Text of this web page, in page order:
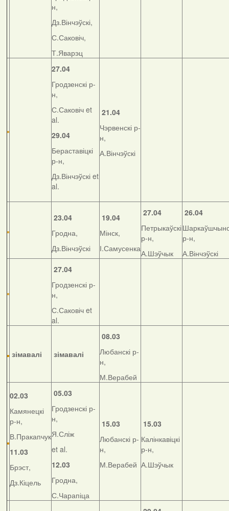
н,
Дз.Вінчэўскі,
С.Саковіч,
Т.Яварэц
27.04
Гродзенскі р-
н,
С.Саковіч et
al.
29.04
Бераставіцкі
р-н,
Дз.Вінчэўскі et
al.
21.04
Чэрвенскі р-
н,
А.Вінчэўскі
23.04
Гродна,
Дз.Вінчэўскі
19.04
Мінск,
І.Самусенка
27.04
Петрыкаўскі
р-н,
А.Шэўчык
26.04
р-н,
А.Вінчэўскі
27.04
Гродзенскі р-
н,
С.Саковіч et
al.
зімавалі зімавалі
08.03
Любанскі р-
н,
М.Верабей
02.03
Камянецкі
р-н,
В.Пракапчук
11.03
Брэст,
Дз.Кіцель
05.03
Гродзенскі р-
н,
Я.Сліж
et al.
12.03
Гродна,
С.Чарапіца
15.03
Любанскі р-
н,
М.Верабей
15.03
Калінкавіцкі
р-н,
А.Шэўчык